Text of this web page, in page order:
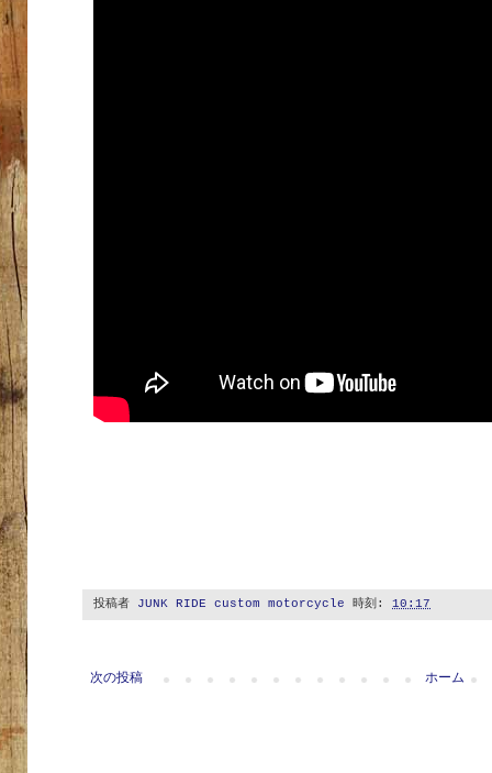
投稿者 JUNK RIDE custom motorcycle 時刻: 10:17
次の投稿 ホーム